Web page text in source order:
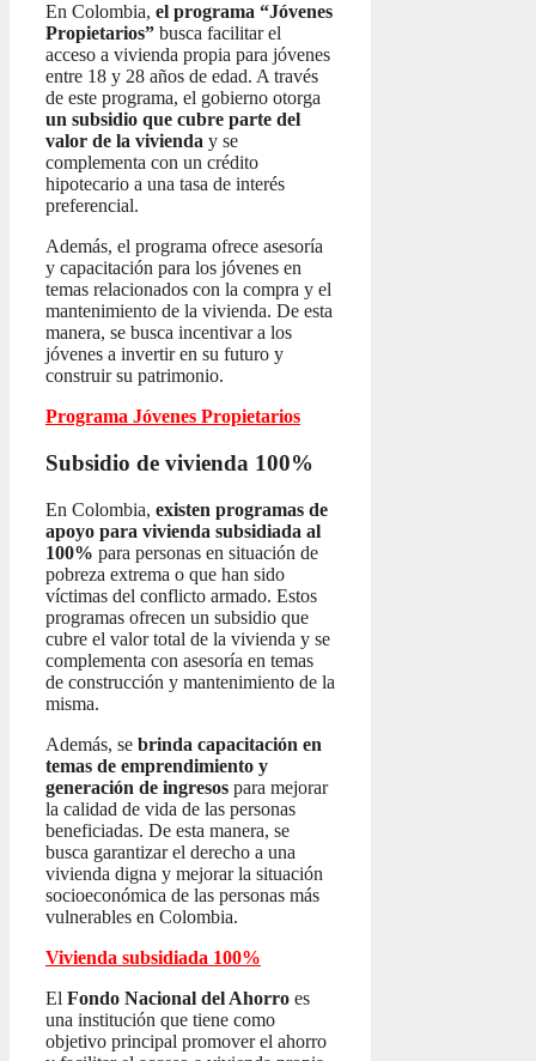
En Colombia, el programa “Jóvenes
Propietarios” busca facilitar el
acceso a vivienda propia para jóvenes
entre 18 y 28 años de edad. A través
de este programa, el gobierno otorga
un subsidio que cubre parte del
valor de la vivienda y se
complementa con un crédito
hipotecario a una tasa de interés
preferencial.
Además, el programa ofrece asesoría
y capacitación para los jóvenes en
temas relacionados con la compra y el
mantenimiento de la vivienda. De esta
manera, se busca incentivar a los
jóvenes a invertir en su futuro y
construir su patrimonio.
Programa Jóvenes Propietarios
Subsidio de vivienda 100%
En Colombia, existen programas de
apoyo para vivienda subsidiada al
100% para personas en situación de
pobreza extrema o que han sido
víctimas del conflicto armado. Estos
programas ofrecen un subsidio que
cubre el valor total de la vivienda y se
complementa con asesoría en temas
de construcción y mantenimiento de la
misma.
Además, se brinda capacitación en
temas de emprendimiento y
generación de ingresos para mejorar
la calidad de vida de las personas
beneficiadas. De esta manera, se
busca garantizar el derecho a una
vivienda digna y mejorar la situación
socioeconómica de las personas más
vulnerables en Colombia.
Vivienda subsidiada 100%
El Fondo Nacional del Ahorro es
una institución que tiene como
objetivo principal promover el ahorro